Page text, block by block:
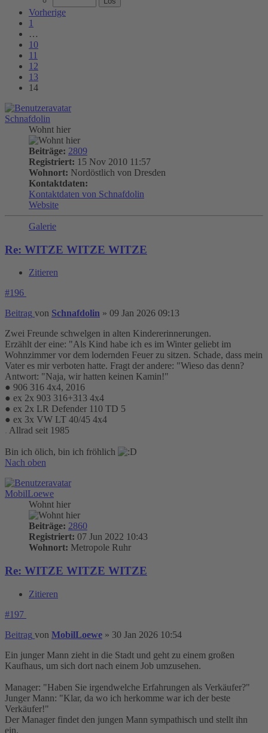
Vorherige
1
…
10
11
12
13
14
Schnafdolin
Wohnt hier
Beiträge: 2809
Registriert: 15 Nov 2010 11:57
Wohnort: Nordöstlich von Dresden
Kontaktdaten:
Kontaktdaten von Schnafdolin
Website
Galerie
Re: WITZE WITZE WITZE
Zitieren
#196
Beitrag von Schnafdolin » 09 Jan 2026 09:13
Zwei Freunde schwelgen in alten Kindererinnerungen.
Erzählt der eine: "Als Kind habe ich es im Winter geliebt im
Wohnzimmer vor dem lodernden Feuer zu sitzen. Schade, dass mein
Vater es mir verboten hatte. Fragt der andere: "Wieso das denn?
Antwort: "Naja, wir hatten keinen Kamin!"
● 906 316 4x4, 2016
● ex 2x 903 316+313 4x4
● ex 2x LR Defender 110 TD 5
● ex 3x VW LT 40/45 4x4
. Allrad seit 1985
Bin ich ölich, bin ich fröhlich
Nach oben
MobilLoewe
Wohnt hier
Beiträge: 2860
Registriert: 07 Jun 2022 10:43
Wohnort: Metropole Ruhr
Re: WITZE WITZE WITZE
Zitieren
#197
Beitrag von MobilLoewe » 30 Jan 2026 10:54
Ein junger Mann zieht in die Stadt und geht zu einem großen
Kaufhaus, um sich dort nach einem Job umzusehen.
Manager: "Haben Sie irgendwelche Erfahrungen als Verkäufer?"
Junger Mann: "Klar, da wo ich herkomme war ich der beste
Verkäufer!"
Der Manager findet den jungen Mann sympathisch und stellt ihn
ein.